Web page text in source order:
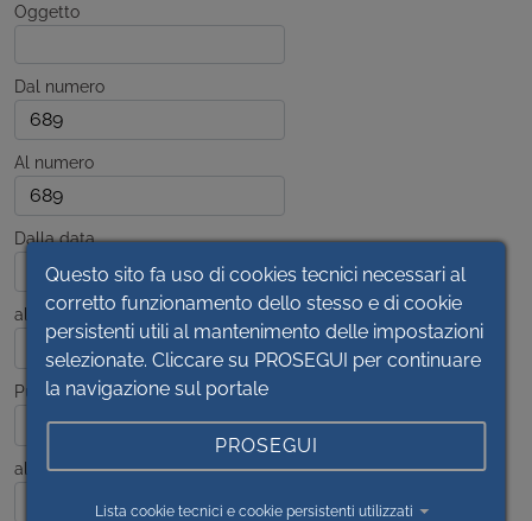
Oggetto
Dal numero
Al numero
Dalla data
alla data
Pubblicato dal
al
Questo sito fa uso di cookies tecnici necessari al
corretto funzionamento dello stesso e di cookie
persistenti utili al mantenimento delle impostazioni
selezionate. Cliccare su PROSEGUI per continuare
la navigazione sul portale
PROSEGUI
Lista cookie tecnici e cookie persistenti utilizzati